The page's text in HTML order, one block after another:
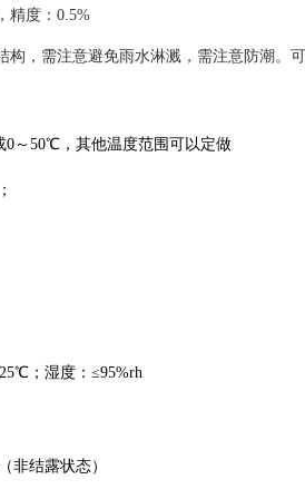
精度：0.5%
构，需注意避免雨水淋溅，需注意防潮。
0～50℃，其他温度范围可以定做
；湿度：≤95%rh
非结露状态）